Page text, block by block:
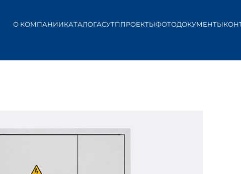
О КОМПАНИИКАТАЛОГАСУТППРОЕКТЫФОТОДОКУМЕНТЫ